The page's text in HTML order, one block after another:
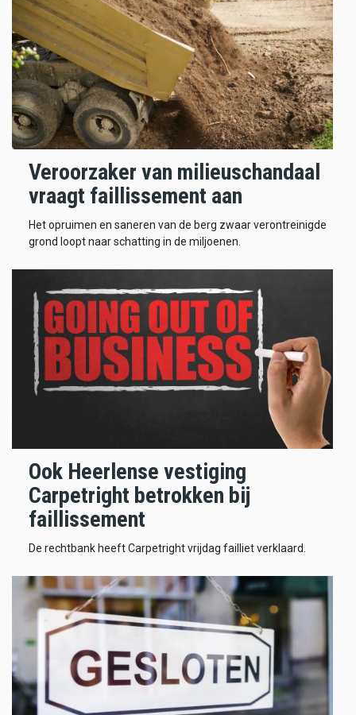
Veroorzaker van milieuschandaal
vraagt faillissement aan
Het opruimen en saneren van de berg zwaar verontreinigde
grond loopt naar schatting in de miljoenen.
Ook Heerlense vestiging
Carpetright betrokken bij
faillissement
De rechtbank heeft Carpetright vrijdag failliet verklaard.